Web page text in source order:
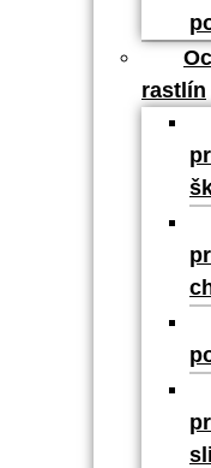
rastlín